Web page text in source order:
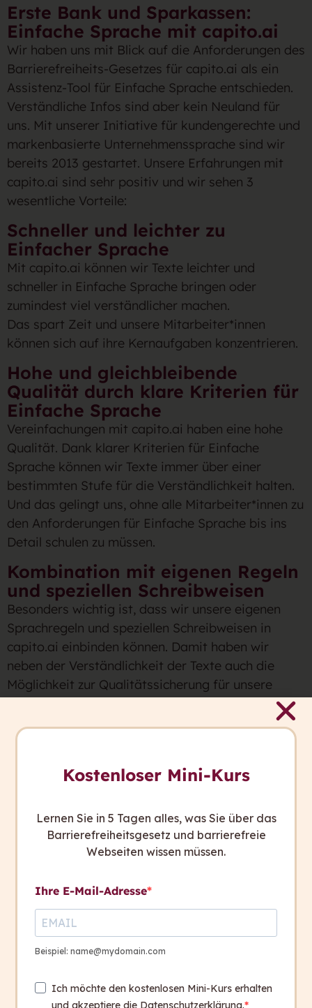
Erste Bank und Sparkassen:
Einfache Sprache mit capito.ai
Wir haben uns mit Blick auf die Anforderungen des
Barrierefreiheits-Gesetzes für capito.ai als ein
Assistenz-Tool für Einfache Sprache entschieden.
Verständliche Infos sind aber kein Neuland für
uns. Mit unserer Initiative für kundengerechte und
markenbasierte Unternehmenssprache sind wir
bereits 2013 gestartet. Unsere Erfahrungen mit
capito.ai sind sehr positiv und wir sehen 3
wesentliche Vorteile:
Schneller und leichter zu
Einfacher Sprache
Mit capito.ai können wir Texte leichter und
schneller in Einfache Sprache bringen oder
zumindest viel verständlicher machen.
Das spart Zeit und unsere Mitarbeiter*innen
können sich auf ihre Kernaufgaben konzentrieren.
Hohe und gleichbleibende
Qualität durch klare Kriterien für
Einfache Sprache
Vereinfachungen mit capito.ai haben eine hohe
Qualität. Dank klarer Kriterien für Einfache
Sprache können wir Texte immer über einer
bestimmten Stufe für die Verständlichkeit halten.
Und das gelingt uns, ohne alle Mitarbeiter*innen zu
den Anforderungen für Einfache Sprache bis ins
Detail schulen zu müssen.
Kombination mit eigenen Regeln
und speziellen Schreibweisen
Besonders wichtig ist, dass wir unsere eigenen
Sprachregeln und speziellen Schreibweisen in
capito.ai einbinden können. Damit haben wir
neben der Verständlichkeit der Texte auch die
Möglichkeit zur Qualitätssicherung für unsere
Fazit
schneller im Vereinfachen, halten die Qualität hoch
weniger Barriere sorgen, sondern auch mit
klareren Infos das Vertrauen in uns stärken.
unsere tägliche Arbeit geworden.
Über das Projekt
Für Erste Bank und Sparkassen hat capito eine
Das dafür betriebene Sprachmodell wird laufend
Kostenloser Mini-Kurs
Lernen Sie in 5 Tagen alles, was Sie über das
Barrierefreiheitsgesetz und barrierefreie
Webseiten wissen müssen.
Ihre E-Mail-Adresse
Beispiel: name@mydomain.com
Ich möchte den kostenlosen Mini-Kurs erhalten
und akzeptiere die Datenschutzerklärung.